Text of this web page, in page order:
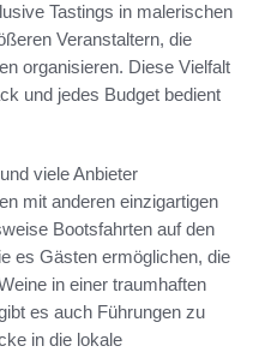
Tastings in malerischen
Veranstaltern, die
organisieren. Diese Vielfalt
und jedes Budget bedient
viele Anbieter
mit anderen einzigartigen
Bootsfahrten auf den
es Gästen ermöglichen, die
in einer traumhaften
es auch Führungen zu
in die lokale